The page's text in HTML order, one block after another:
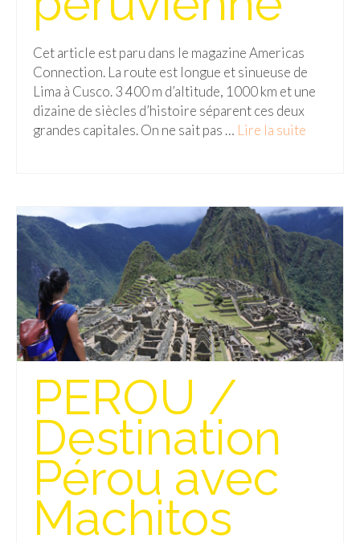
Cet article est paru dans le magazine Americas
Connection. La route est longue et sinueuse de
Lima à Cusco. 3 400 m d’altitude, 1000 km et une
dizaine de siècles d’histoire séparent ces deux
grandes capitales. On ne sait pas … Lire la suite­­
PEROU /
Destination
Pérou avec
Machitos